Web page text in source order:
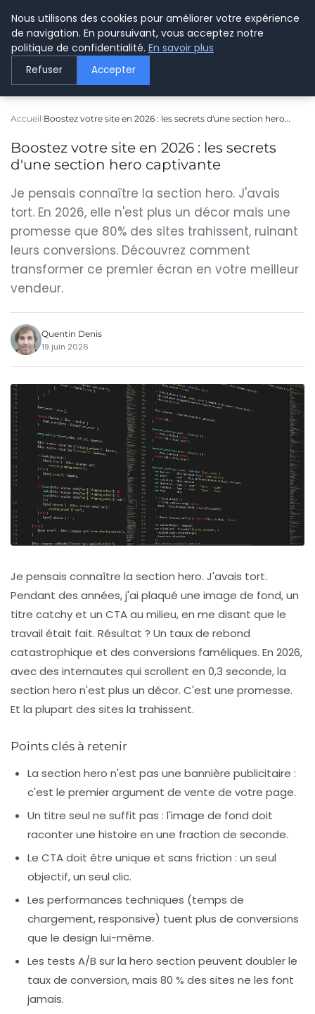
LE WEBMARKETING
Accueil Boostez votre site en 2026 : les secrets d'une section hero…
Boostez votre site en 2026 : les secrets
d'une section hero captivante
Je pensais connaître la section hero. J'avais
tort. En 2026, elle n'est plus un décor mais une
promesse que 80% des sites trahissent, ruinant
leurs conversions. Découvrez comment
transformer ce premier écran en votre meilleur
vendeur.
Quentin Denis
19 juin 2026
Je pensais connaître la section hero. J'avais tort.
Pendant des années, j'ai plaqué une image de fond, un
titre catchy et un CTA au milieu, en me disant que le
travail était fait. Résultat ? Un taux de rebond
catastrophique et des conversions faméliques. En 2026,
avec des internautes qui scrollent en 0,3 seconde, la
section hero n'est plus un décor. C'est une promesse.
Et la plupart des sites la trahissent.
Points clés à retenir
La section hero n'est pas une bannière publicitaire :
c'est le premier argument de vente de votre page.
Un titre seul ne suffit pas : l'image de fond doit
raconter une histoire en une fraction de seconde.
Le CTA doit être unique et sans friction : un seul
objectif, un seul clic.
Les performances techniques (temps de
chargement, responsive) tuent plus de conversions
que le design lui-même.
Les tests A/B sur la hero section peuvent doubler le
taux de conversion, mais 80 % des sites ne les font
jamais.
Nous utilisons des cookies pour améliorer votre expérience
de navigation. En poursuivant, vous acceptez notre
politique de confidentialité. En savoir plus
Refuser Accepter